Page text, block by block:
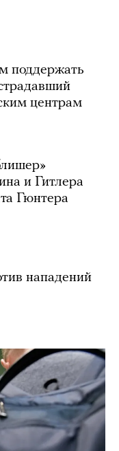
поддержать
центрам
и Гитлера
Гюнтера
нападений